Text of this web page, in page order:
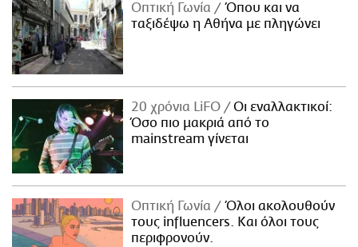
Οπτική Γωνία
Όπου και να
ταξιδέψω η Αθήνα με πληγώνει
20 χρόνια LiFO
Οι εναλλακτικοί:
Όσο πιο μακριά από το
mainstream γίνεται
Οπτική Γωνία
Όλοι ακολουθούν
τους influencers. Και όλοι τους
περιφρονούν.